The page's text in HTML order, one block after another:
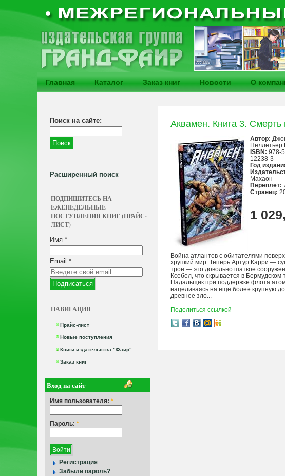
Главная Каталог Заказ книг Новости О
Поиск на сайте:
Расширенный поиск
ПОДПИШИТЕСЬ НА
ЕЖЕНЕДЕЛЬНЫЕ
ПОСТУПЛЕНИЯ КНИГ (ПРАЙС-
ЛИСТ)
Имя *
Email *
НАВИГАЦИЯ
Прайс-лист
Новые поступления
Книги издательства "Фаир"
Заказ книг
Вход на сайт
Имя пользователя: *
Пароль: *
Регистрация
Забыли пароль?
Аквамен. Книга 3. Смерть
Автор:
Пеллетьер
ISBN: 978-
12238-3
Год
Махаон
Переплёт:
Страниц:
1
Война атлантов с обитателями
хрупкий мир. Теперь Артур Карри —
трон — это довольно шаткое
Ксебел, что скрывается в
Падальщик при поддержке флота
нацеливаясь на еще более крупную
древнее зло...
Поделиться ссылкой